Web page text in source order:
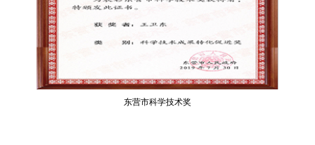
东营市科学技术奖